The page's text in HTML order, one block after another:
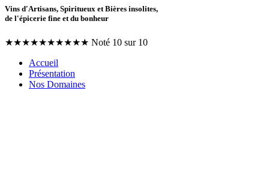
Vins d'Artisans, Spiritueux et Bières insolites,
de l'épicerie fine et du bonheur
★★★★★★★★★★ Noté 10 sur 10
Accueil
Présentation
Nos Domaines